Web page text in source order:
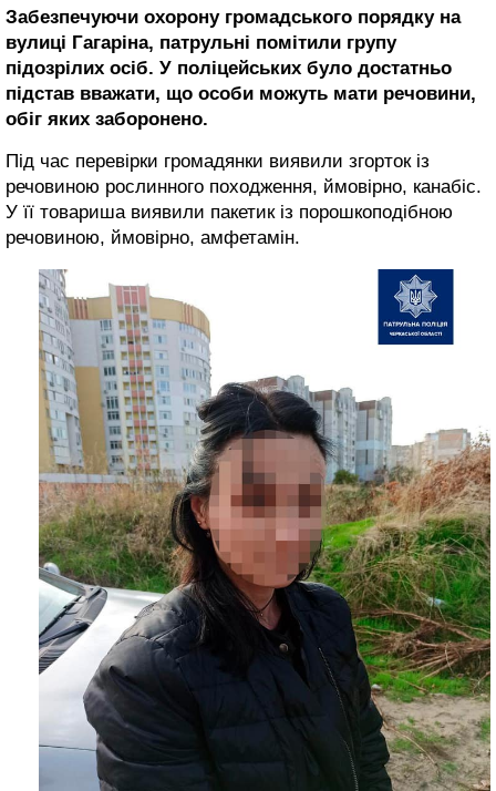
Забезпечуючи охорону громадського порядку на
вулиці Гагаріна, патрульні помітили групу
підозрілих осіб. У поліцейських було достатньо
підстав вважати, що особи можуть мати речовини,
обіг яких заборонено.
Під час перевірки громадянки виявили згорток із
речовиною рослинного походження, ймовірно, канабіс.
У її товариша виявили пакетик із порошкоподібною
речовиною, ймовірно, амфетамін.